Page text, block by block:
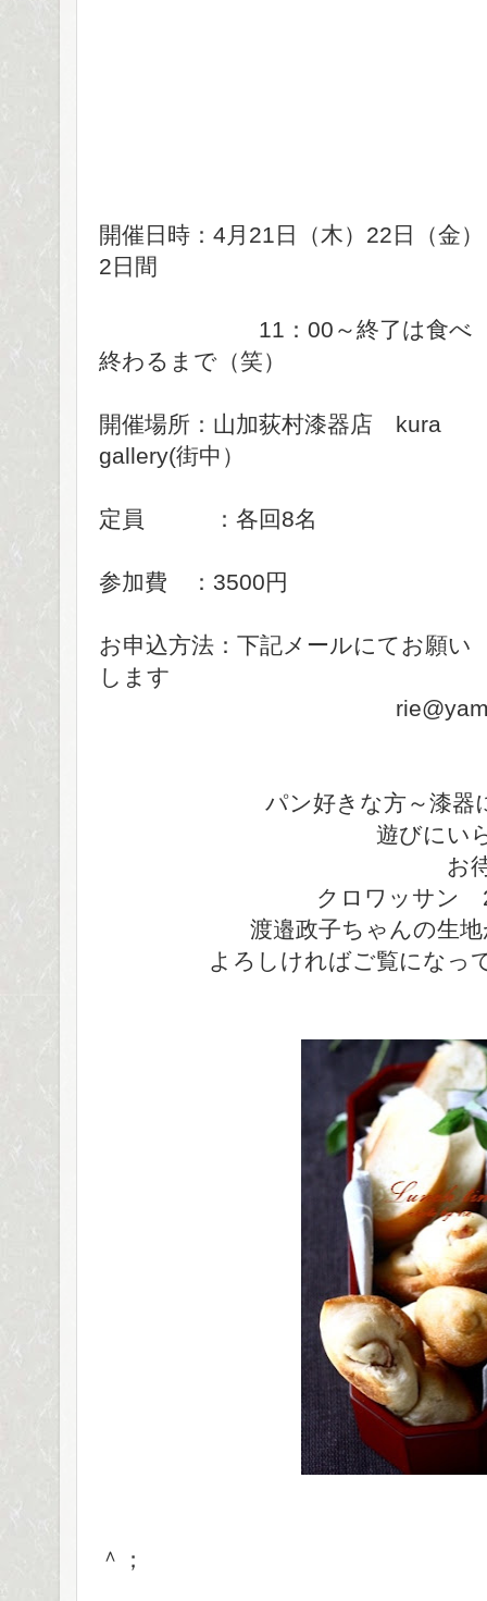
開催日時：4月21日（木）22日（金）
2日間
11：00～終了は食べ
終わるまで（笑）
開催場所：山加荻村漆器店 kura
gallery(街中）
定員 ：各回8名
参加費 ：3500円
お申込方法：下記メールにてお願い
します
rie@yamaka-
パン好きな方～漆器
遊びにいらし
お待ちし
クロワッサン 2/
渡邉政子ちゃんの生地
よろしければご覧になっ
＾；